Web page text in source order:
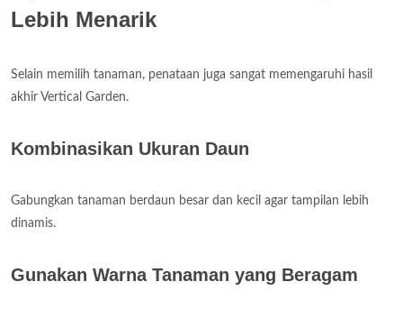
Lebih Menarik
Selain memilih tanaman, penataan juga sangat memengaruhi hasil
akhir Vertical Garden.
Kombinasikan Ukuran Daun
Gabungkan tanaman berdaun besar dan kecil agar tampilan lebih
dinamis.
Gunakan Warna Tanaman yang Beragam